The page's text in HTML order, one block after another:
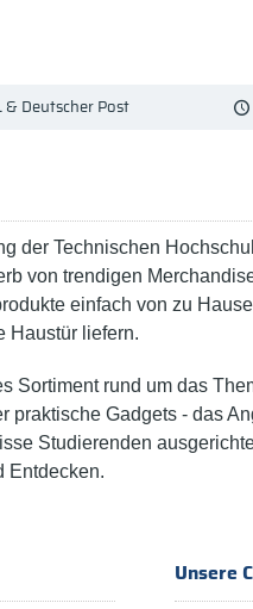
& Deutscher Post
der Technischen
von trendigen
einfach von zu
Haustür liefern.
Sortiment rund um das
praktische Gadgets - das
Studierenden
Entdecken.
Unsere